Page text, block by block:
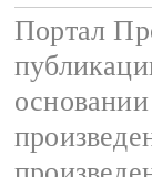
Портал
основании